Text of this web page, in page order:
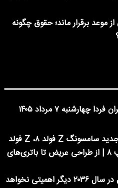
موعد برقرار ماند؛ حقوق چگونه
فوری | ادارات تهران فردا چهارشنبه ۷ مرداد ۱۴۰۵
معرفی سه مدل جدید سامسونگ Z فولد ۸، Z فولد
۸ اولترا و Z فلیپ ۸ | از طراحی عریض تا باتری‌های
ایلان ماسک: پول در سال ۲۰۳۶ دیگر اهمیتی نخواهد